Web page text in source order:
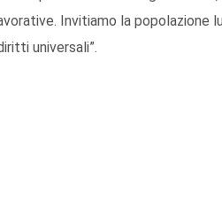
Invitiamo la popolazione
universali”.